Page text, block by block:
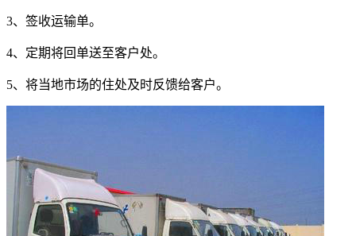
3、签收运输单。
4、定期将回单送至客户处。
5、将当地市场的住处及时反馈给客户。